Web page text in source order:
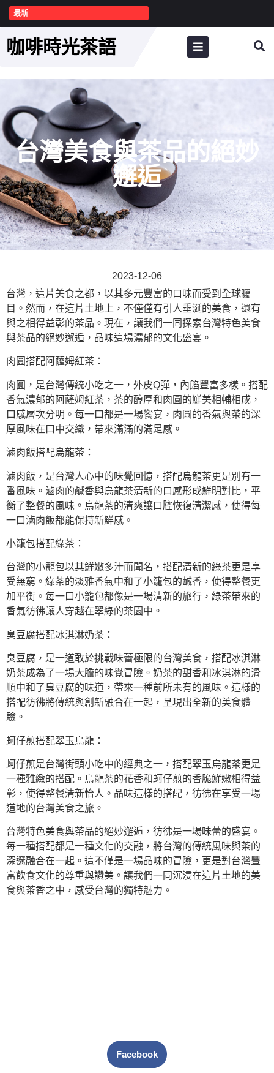
最新
咖啡時光茶語
台灣美食與茶品的絕妙
邂逅
2023-12-06
台灣，這片美食之都，以其多元豐富的口味而受到全球矚
目。然而，在這片土地上，不僅僅有引人垂涎的美食，還有
與之相得益彰的茶品。現在，讓我們一同探索台灣特色美食
與茶品的絕妙邂逅，品味這場濃郁的文化盛宴。
肉圓搭配阿薩姆紅茶：
肉圓，是台灣傳統小吃之一，外皮Q彈，內餡豐富多樣。搭配
香氣濃郁的阿薩姆紅茶，茶的醇厚和肉圓的鮮美相輔相成，
口感層次分明。每一口都是一場饗宴，肉圓的香氣與茶的深
厚風味在口中交織，帶來滿滿的滿足感。
滷肉飯搭配烏龍茶：
滷肉飯，是台灣人心中的味覺回憶，搭配烏龍茶更是別有一
番風味。滷肉的鹹香與烏龍茶清新的口感形成鮮明對比，平
衡了整餐的風味。烏龍茶的清爽讓口腔恢復清潔感，使得每
一口滷肉飯都能保持新鮮感。
小籠包搭配綠茶：
台灣的小籠包以其鮮嫩多汁而聞名，搭配清新的綠茶更是享
受無窮。綠茶的淡雅香氣中和了小籠包的鹹香，使得整餐更
加平衡。每一口小籠包都像是一場清新的旅行，綠茶帶來的
香氣彷彿讓人穿越在翠綠的茶園中。
臭豆腐搭配冰淇淋奶茶：
臭豆腐，是一道敢於挑戰味蕾極限的台灣美食，搭配冰淇淋
奶茶成為了一場大膽的味覺冒險。奶茶的甜香和冰淇淋的滑
順中和了臭豆腐的味道，帶來一種前所未有的風味。這樣的
搭配彷彿將傳統與創新融合在一起，呈現出全新的美食體
驗。
蚵仔煎搭配翠玉烏龍：
蚵仔煎是台灣街頭小吃中的經典之一，搭配翠玉烏龍茶更是
一種雅緻的搭配。烏龍茶的花香和蚵仔煎的香脆鮮嫩相得益
彰，使得整餐清新怡人。品味這樣的搭配，彷彿在享受一場
道地的台灣美食之旅。
台灣特色美食與茶品的絕妙邂逅，彷彿是一場味蕾的盛宴。
每一種搭配都是一種文化的交融，將台灣的傳統風味與茶的
深邃融合在一起。這不僅是一場品味的冒險，更是對台灣豐
富飲食文化的尊重與讚美。讓我們一同沉浸在這片土地的美
食與茶香之中，感受台灣的獨特魅力。
Facebook